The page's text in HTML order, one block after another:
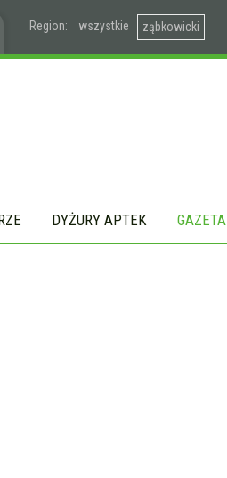
Region: wszystkie ząbkowicki
DYŻURY APTEK GAZETA